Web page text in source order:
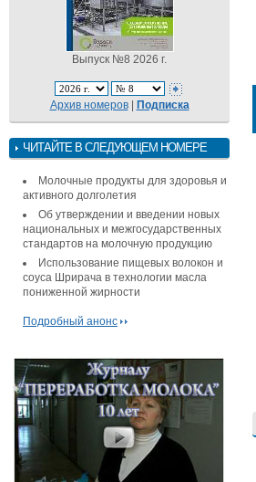
Выпуск №8 2026 г.
Архив номеров| Подписка
ЧИТАЙТЕ В СЛЕДУЮЩЕМ НОМЕРЕ
Молочные продукты для здоровья и
активного долголетия
Об утверждении и введении новых
национальных и межгосударственных
стандартов на молочную продукцию
Использование пищевых волокон и
соуса Шрирача в технологии масла
пониженной жирности
Подробный анонс